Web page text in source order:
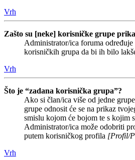
Vrh
Zašto su [neke] korisničke grupe
Administrator/ica foruma
korisničkih grupa da bi ih bilo
Vrh
Što je “zadana korisnička grupa”?
Ako si član/ica više od jedne
grupe odnosit će se na prikaz
smislu kojom će bojom te s kojim
Administrator/ica može odobriti
putem korisničkog profila [Profil/
Vrh